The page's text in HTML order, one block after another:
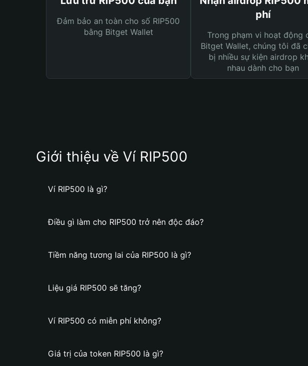
Đảm bảo an toàn cho số RIP500
bằng Bitget Wallet
phí
Trong phạm vi hoạt động
Bitget Wallet, chúng tôi đã
bị nhiều sự kiện airdrop
nhau dành cho bạn
Giới thiệu về Ví RIP500
Ví RIP500 là gì?
Điều gì làm cho RIP500 trở nên độc đáo?
Tiềm năng tương lai của RIP500 là gì?
Liệu giá RIP500 sẽ tăng?
Ví RIP500 có miễn phí không?
Giá trị của token RIP500 là gì?